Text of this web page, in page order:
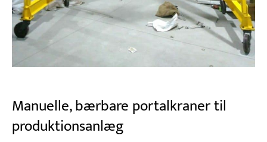
Manuelle, bærbare portalkraner til
produktionsanlæg